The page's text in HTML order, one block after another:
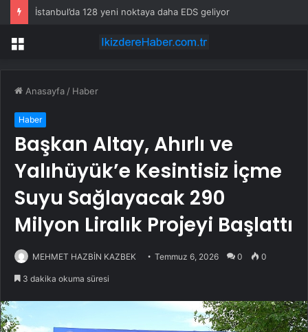
İstanbul’da 128 yeni noktaya daha EDS geliyor
Menü
Anasayfa / Haber
Haber
Başkan Altay, Ahırlı ve
Yalıhüyük’e Kesintisiz İçme
Suyu Sağlayacak 290
Milyon Liralık Projeyi Başlattı
MEHMET HAZBİN KAZBEK Temmuz 6, 2026 0 0
3 dakika okuma süresi